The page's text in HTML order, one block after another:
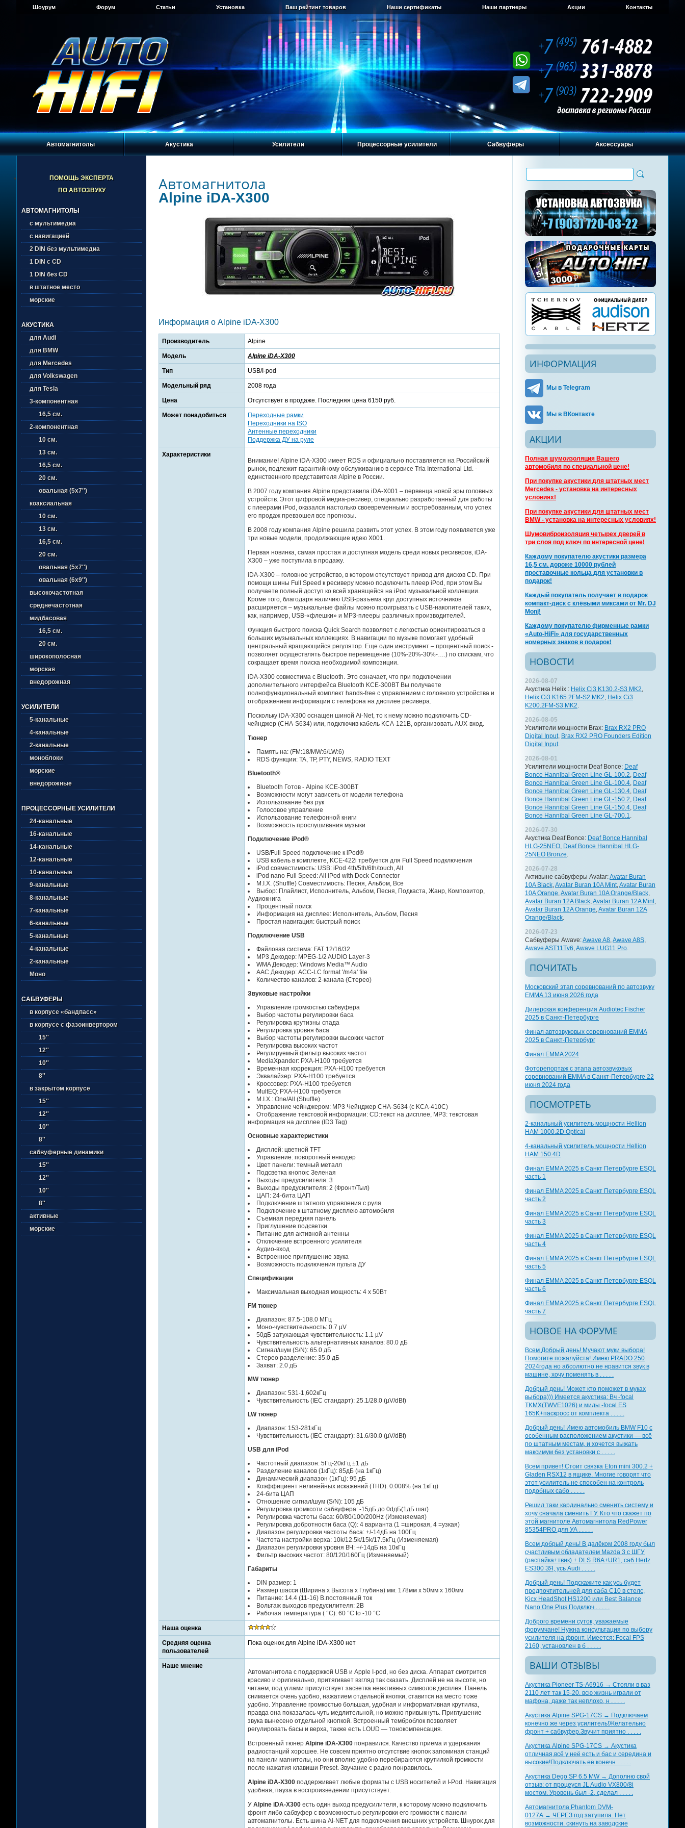
Шоурум Форум Статьи Установка Ваш рейтинг товаров Наши сертификаты Наши партнеры Акции Контакты
Автомагнитолы Акустика Усилители Процессорные усилители Сабвуферы Аксессуары
ПОМОЩЬ ЭКСПЕРТА
ПО АВТОЗВУКУ
АВТОМАГНИТОЛЫ
с мультимедиа
с навигацией
2 DIN без мультимедиа
1 DIN с CD
1 DIN без CD
в штатное место
морские
АКУСТИКА
для Audi
для BMW
для Mercedes
для Volkswagen
для Tesla
3-компонентная
16,5 см.
2-компонентная
10 см.
13 см.
16,5 см.
20 см.
овальная (5х7'')
коаксиальная
10 см.
13 см.
16,5 см.
20 см.
овальная (5х7'')
овальная (6х9'')
высокочастотная
среднечастотная
мидбасовая
16,5 см.
20 см.
широкополосная
морская
внедорожная
УСИЛИТЕЛИ
5-канальные
4-канальные
2-канальные
моноблоки
морские
внедорожные
ПРОЦЕССОРНЫЕ УСИЛИТЕЛИ
24-канальные
16-канальные
14-канальные
12-канальные
10-канальные
9-канальные
8-канальные
7-канальные
6-канальные
5-канальные
4-канальные
2-канальные
Моно
САБВУФЕРЫ
в корпусе «бандпасс»
в корпусе с фазоинвертором
15''
12''
10''
8''
в закрытом корпусе
15''
12''
10''
8''
сабвуферные динамики
15''
12''
10''
8''
активные
морские
Автомагнитола
Alpine iDA-X300
Информация о Alpine iDA-X300
Производитель Alpine
Модель Alpine iDA-X300
Тип USB/I-pod
Модельный ряд 2008 года
Цена Отсутствует в продаже. Последняя цена 6150 руб.
Может понадобиться
Переходные рамки
Переходники на ISO
Антенные переходники
Поддержка ДУ на руле
Характеристики
Внимание! Alpine iDA-X300 имеет RDS и официально поставляется на Российский
рынок, подлежит гарантийному обслуживанию в сервисе Tria International Ltd. -
единственного представителя Alpine в России.
В 2007 году компания Alpine представила iDA-X001 – первенца новой эры головных
устройств. Этот цифровой медиа-ресивер, специально разработанный для работы
с плеерами iPod, оказался настолько своевременным и востребованным, что успех
его продаж превзошел все прогнозы.
В 2008 году компания Alpine решила развить этот успех. В этом году появляется уже
три новые модели, продолжающие идею X001.
Первая новинка, самая простая и доступная модель среди новых ресиверов, iDA-
X300 – уже поступила в продажу.
iDA-X300 – головное устройство, в котором отсутствует привод для дисков CD. При
помощи шины Full Speed к ресиверу можно подключить плеер iPod, при этом Вы
получаете полный доступ ко всей хранящейся на iPod музыкальной коллекции.
Кроме того, благодаря наличию USB-разъема круг доступных источников
расширяется – музыкальные файлы можно проигрывать с USB-накопителей таких,
как, например, USB-«флешки» и MP3-плееры различных производителей.
Функция быстрого поиска Quick Search позволяет с легкостью ориентироваться в
больших музыкальных коллекциях. В навигации по музыке помогает удобный
центральный вращающийся регулятор. Еще один инструмент – процентный поиск -
позволяет осуществлять быстрое перемещение (10%-20%-30%-….) по спискам, что
сокращает время поиска необходимой композиции.
iDA-X300 совместима с Bluetooth. Это означает, что при подключении
дополнительного интерфейса Bluetooth KCE-300BT Вы получаете
полнофункциональный комплект hands-free с управлением с головного устройства и
отображением информации с телефона на дисплее ресивера.
Поскольку iDA-X300 оснащен шиной Ai-Net, то к нему можно подключить CD-
чейнджер (CHA-S634) или, подключив кабель KCA-121B, организовать AUX-вход.
Тюнер
Память на: (FM:18/MW:6/LW:6)
RDS функции: TA, TP, PTY, NEWS, RADIO TEXT
Bluetooth®
Bluetooth Готов - Alpine KCE-300BT
Возможности могут зависеть от модели телефона
Использование без рук
Голосовое управление
Использование телефонной книги
Возможность прослушивания музыки
Подключение iPod®
USB/Full Speed подключение к iPod®
USB кабель в комплекте, KCE-422i требуется для Full Speed подключения
iPod совместимость: USB: iPod 4th/5th/6th/touch, All
iPod nano Full Speed: All iPod with Dock Connector
M.I.X. (Shuffle) Совместимость: Песня, Альбом, Все
Выбор: Плайлист, Исполнитель, Альбом, Песня, Подкаста, Жанр, Композитор,
Аудиокнига
Процентный поиск
Информация на дисплее: Исполнитель, Альбом, Песня
Простая навигация: быстрый поиск
Подключение USB
Файловая система: FAT 12/16/32
MP3 Декодер: MPEG-1/2 AUDIO Layer-3
WMA Декодер: Windows Media™ Audio
AAC Декодер: ACC-LC format '/m4a' file
Количество каналов: 2-канала (Стерео)
Звуковые настройки
Управление громкостью сабвуфера
Выбор частоты регулировки баса
Регулировка крутизны спада
Регулировка уровня баса
Выбор частоты регулировки высоких частот
Регулировка высоких частот
Регулируемый фильтр высоких частот
MediaXpander: PXA-H100 требуется
Временная коррекция: PXA-H100 требуется
Эквалайзер: PXA-H100 требуется
Кроссовер: PXA-H100 требуется
MultEQ: PXA-H100 требуется
M.I.X.: One/All (Shuffle)
Управление чейнджером: MP3 Чейнджер CHA-S634 (с KCA-410C)
Отображение текстовой информации: CD:текст на дисплее, MP3: текстовая
информация на дисплее (ID3 Tag)
Основные характеристики
Дисплей: цветной TFT
Управление: поворотный енкодер
Цвет панели: темный металл
Подсветка кнопок: Зеленая
Выходы предусилителя: 3
Выходы предусилителя: 2 (Фронт/Тыл)
ЦАП: 24-бита ЦАП
Подключение штатного управления с руля
Подключение к штатному дисплею автомобиля
Съемная передняя панель
Приглушение подсветки
Питание для активной антенны
Отключение встроенного усилителя
Аудио-вход
Встроенное приглушение звука
Возможность подключения пульта ДУ
Спецификации
Максимальная выходная мощность: 4 x 50Вт
FM тюнер
Диапазон: 87.5-108.0 МГц
Моно-чувствительность: 0.7 µV
50дБ затухающая чувствительность: 1.1 µV
Чувствительность альтернативных каналов: 80.0 дБ
Сигнал/шум (S/N): 65.0 дБ
Стерео разделение: 35.0 дБ
Захват: 2.0 дБ
MW тюнер
Диапазон: 531-1,602кГц
Чувствительность (IEC стандарт): 25.1/28.0 (µV/dBf)
LW тюнер
Диапазон: 153-281кГц
Чувствительность (IEC стандарт): 31.6/30.0 (µV/dBf)
USB для iPod
Частотный диапазон: 5Гц-20кГц ±1 дБ
Разделение каналов (1кГц): 85дБ (на 1кГц)
Динамический диапазон (1кГц): 95 дБ
Коэффициент нелинейных искажений (THD): 0.008% (на 1кГц)
24-бита ЦАП
Отношение сигнал/шум (S/N): 105 дБ
Регулировка громксоти сабвуфера: -15дБ до 0dдБ(1дБ шаг)
Регулировка частоты баса: 60/80/100/200Hz (Изменяемая)
Регулировка добротности баса (Q): 4 варианта (1 =широкая, 4 =узкая)
Диапазон регулировки частоты баса: +/-14дБ на 100Гц
Частота настройки верха: 10k/12.5k/15k/17.5кГц (Изменяемая)
Диапазон регулировки уровня ВЧ: +/-14дБ на 10кГц
Фильтр высоких частот: 80/120/160Гц (Изменяемый)
Габариты
DIN размер: 1
Размер шасси (Ширина x Высота x Глубина) мм: 178мм x 50мм x 160мм
Питание: 14.4 (11-16) В.постоянный ток
Вольтаж выходов предусилителя: 2В
Рабочая температура ( °C): 60 °C to -10 °C
Наша оценка
Средняя оценка
пользователей
Пока оценок для Alpine iDA-X300 нет
Наше мнение
Автомагнитола с поддержкой USB и Apple I-pod, но без диска. Аппарат смотрится
красиво и оригинально, притягивает взгляд так сказать. Дисплей не на высоте, но
читаем, под углами присутствует засветка неактивных символов дисплея. Панель
снимается очень удобно, нажатием отдельной кнопки, ставится на место тоже
удобно. Управление громкостью большая, удобная и информативная крутилка,
правда она показалась чуть медлительной, но можно привыкнуть. Приглушение
звука вынесено отдельной кнопкой. Встроенный темброблок позволяет
регулировать басы и верха, также есть LOUD — тонокомпенсация.
Встроенный тюнер Alpine iDA-X300 понравился. Качество приема и удержания
радиостанций хорошее. Не совсем приятно отсутствие кнопок запоминая станций
на панели магнитолы, но они вполне удобно перебираются крутилкой громкости
после нажатия клавиши Preset. Звучание с радио понравилось.
Alpine iDA-X300 поддерживает любые форматы с USB носителей и I-Pod. Навигация
удобная, пауза в воспроизведении присутствует.
У Alpine iDA-X300 есть один выход предусилителя, к которому можно подключить
фронт либо сабвуфер с возможностью регулировки его громкости с панели
автомагнитолы. Есть шина Ai-NET для подключения внешних устройств. Шнурок для
ИНФОРМАЦИЯ
Мы в Telegram
Мы в ВКонтакте
АКЦИИ
Полная шумоизоляция Вашего
автомобиля по специальной цене!
При покупке акустики для штатных мест
Mercedes - установка на интересных
условиях!
При покупке акустики для штатных мест
BMW - установка на интересных условиях!
Шумовиброизоляция четырех дверей в
три слоя под ключ по интересной цене!
Каждому покупателю акустики размера
16,5 см. дороже 10000 рублей
проставочные кольца для установки в
подарок!
Каждый покупатель получает в подарок
компакт-диск с клёвыми миксами от Mr. DJ
Monj!
Каждому покупателю фирменные рамки
«Auto-HiFi» для государственных
номерных знаков в подарок!
НОВОСТИ
2026-08-07
Акустика Helix : Helix Ci3 K130.2-S3 MK2,
Helix Ci3 K165.2FM-S2 MK2, Helix Ci3
K200.2FM-S3 MK2.
2026-08-05
Усилители мощности Brax: Brax RX2 PRO
Digital Input, Brax RX2 PRO Founders Edition
Digital Input.
2026-08-01
Усилители мощности Deaf Bonce: Deaf
Bonce Hannibal Green Line GL-100.2, Deaf
Bonce Hannibal Green Line GL-100.4, Deaf
Bonce Hannibal Green Line GL-130.4, Deaf
Bonce Hannibal Green Line GL-150.2, Deaf
Bonce Hannibal Green Line GL-150.4, Deaf
Bonce Hannibal Green Line GL-700.1.
2026-07-30
Акустика Deaf Bonce: Deaf Bonce Hannibal
HLG-25NEO, Deaf Bonce Hannibal HLG-
25NEO Bronze.
2026-07-28
Активыне сабвуферы Avatar:Avatar Buran
10A Black,Avatar Buran 10A Mint,Avatar Buran
10A Orange,Avatar Buran 10A Orange/Black,
Avatar Buran 12A Black,Avatar Buran 12A Mint,
Avatar Buran 12A Orange,Avatar Buran 12A
Orange/Black.
2026-07-23
Сабвуферы Awave:Awave A8,Awave A8S,
Awave AST11Tv6,Awave LUG11 Pro.
ПОЧИТАТЬ
Московский этап соревнований по автозвуку
EMMA 13 июня 2026 года
Дилерская конференция Audiotec Fischer
2025 в Санкт-Петербурге
Финал автозвуковых соревнований EMMA
2025 в Санкт-Петербург
Финал EMMA 2024
Фоторепортаж с этапа автозвуковых
соревнований EMMA в Санкт-Петербурге 22
июня 2024 года
ПОСМОТРЕТЬ
2-канальный усилитель мощности Hellion
HAM 1000.2D Optical
4-канальный усилитель мощности Hellion
HAM 150.4D
Финал EMMA 2025 в Санкт Петербурге ESQL
часть 1
Финал EMMA 2025 в Санкт Петербурге ESQL
часть 2
Финал EMMA 2025 в Санкт Петербурге ESQL
часть 3
Финал EMMA 2025 в Санкт Петербурге ESQL
часть 4
Финал EMMA 2025 в Санкт Петербурге ESQL
часть 5
Финал EMMA 2025 в Санкт Петербурге ESQL
часть 6
Финал EMMA 2025 в Санкт Петербурге ESQL
часть 7
НОВОЕ НА ФОРУМЕ
Всем Добрый день! Мучают муки выбора!
Помогите пожалуйста! Имею PRADO 250
2024года но абсолютно не нравится звук в
машине, хочу поменять в . . . . .
Добрый день! Может кто поможет в муках
выбора))) Имеется акустика: Вч -focal
TKMX(TWVE1026) и миды -focal ES
165K+паскросс от комплекта . . . . .
Добрый день! Имею автомобиль BMW F10 с
особенным расположением акустики — всё
по штатным местам, и хочется выжать
максимум без установки с . . . . .
Всем привет! Стоит связка Eton mini 300.2 +
Gladen RSX12 в ящике. Многие говорят что
этот усилитель не способен на контроль
подобных сабо . . . . .
Решил таки кардинально сменить систему и
хочу сначала сменить ГУ. Кто что скажет по
этой магнитоле Автомагнитола RedPower
85354PRO для УА . . . . .
Всем добрый день! В далёком 2008 году был
счастливым обладателем Mazda 3 с ШГУ
(распайка+твик) + DLS R6A+UR1, саб Hertz
ES300 ЗЯ, усь Audi . . . . .
Добрый день! Подскажите как усь будет
предпочтительней для саба С10 в стелс,
Kicx HeadShot HS1200 или Best Balance
Nano One Plus Подключ . . . . .
Доброго времени суток, уважаемые
форумчане! Нужна консультация по выбору
усилителя на фронт. Имеется: Focal FPS
2160, установлен в б . . . . .
ВАШИ ОТЗЫВЫ
Акустика Pioneer TS-A6916 → Стояли в ваз
2110 лет так 15-20. всю жизнь играли от
мафона, даже так неплохо, н . . . . .
Акустика Alpine SPG-17CS → Подключаем
конечно же через усилитель!Желательно
фронт + сабвуфер.Звучит приятно . . . . .
Акустика Alpine SPG-17CS → Акустика
отличная,всё у неё есть и бас и середина и
высокие!Подключать её конечн . . . . .
Акустика Dego SP 6.5 MW → Дополню свой
отзыв: от процеуся JL Audio VX800/8i
мостом. Уровень был -2, сделал . . . . .
Автомагнитола Phantom DVM-
0127A → ЧЕРЕЗ год затупила. Нет
возможности. скинуть на заводские